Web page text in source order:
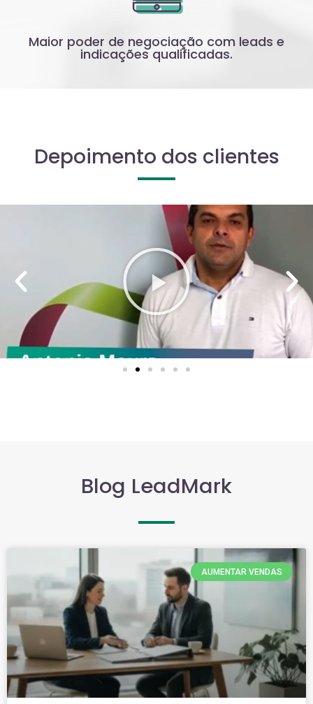
Maior poder de negociação com leads e
indicações qualificadas.
Depoimento dos clientes
Blog LeadMark
AUMENTAR VENDAS